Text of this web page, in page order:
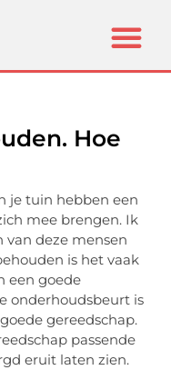
Hoe
je tuin hebben een
mee brengen. Ik
van deze mensen
is het vaak
een goede
onderhoudsbeurt is
gereedschap.
passende
eruit laten zien.